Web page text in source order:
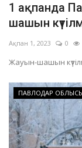
1 ақпанда
шашын
Ақпан 1, 2023 0
Жауын-шашын
ПАВЛОДАР